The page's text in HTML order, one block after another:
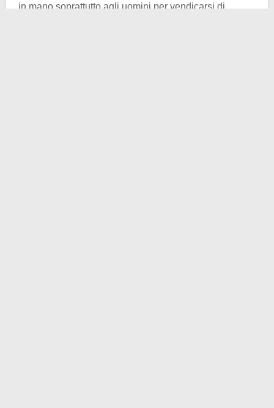
in mano soprattutto agli uomini per vendicarsi di